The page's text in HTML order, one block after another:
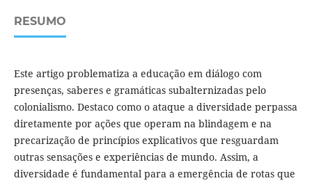
RESUMO
Este artigo problematiza a educação em diálogo com
presenças, saberes e gramáticas subalternizadas pelo
colonialismo. Destaco como o ataque a diversidade perpassa
diretamente por ações que operam na blindagem e na
precarização de princípios explicativos que resguardam
outras sensações e experiências de mundo. Assim, a
diversidade é fundamental para a emergência de rotas que